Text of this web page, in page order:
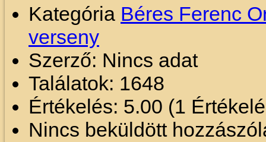
Kategória Béres Ferenc
verseny
Szerző: Nincs adat
Találatok: 1648
Értékelés: 5.00 (1
Nincs beküldött